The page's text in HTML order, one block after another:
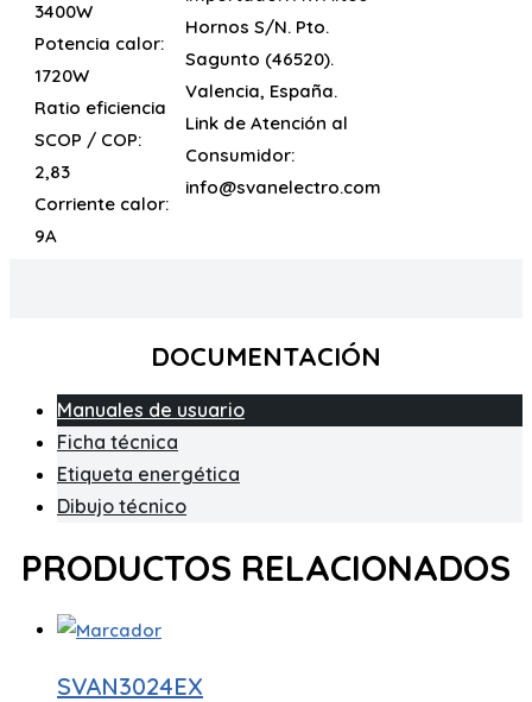
3400W
Potencia calor:
1720W
Ratio eficiencia
SCOP / COP:
2,83
Corriente calor:
9A
Hornos S/N. Pto.
Sagunto (46520).
Valencia, España.
Link de Atención al
Consumidor:
info@svanelectro.com
DOCUMENTACIÓN
Manuales de usuario
Ficha técnica
Etiqueta energética
Dibujo técnico
PRODUCTOS RELACIONADOS
SVAN3024EX